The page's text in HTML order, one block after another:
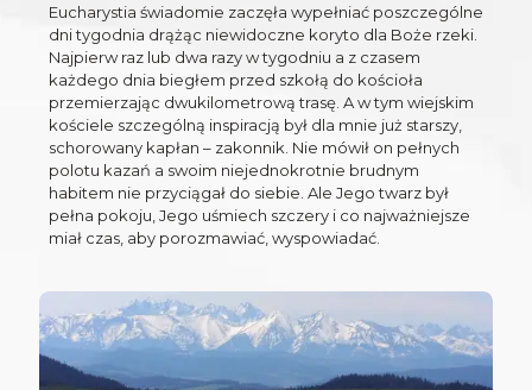
Eucharystia świadomie zaczęła wypełniać poszczególne
dni tygodnia drążąc niewidoczne koryto dla Boże rzeki.
Najpierw raz lub dwa razy w tygodniu a z czasem
każdego dnia biegłem przed szkołą do kościoła
przemierzając dwukilometrową trasę. A w tym wiejskim
kościele szczególną inspiracją był dla mnie już starszy,
schorowany kapłan – zakonnik. Nie mówił on pełnych
polotu kazań a swoim niejednokrotnie brudnym
habitem nie przyciągał do siebie. Ale Jego twarz był
pełna pokoju, Jego uśmiech szczery i co najważniejsze
miał czas, aby porozmawiać, wyspowiadać.